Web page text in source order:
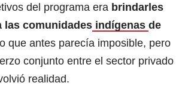
del programa era brindarles
las comunidades indígenas de
que antes parecía imposible, pero
conjunto entre el sector privado
realidad.